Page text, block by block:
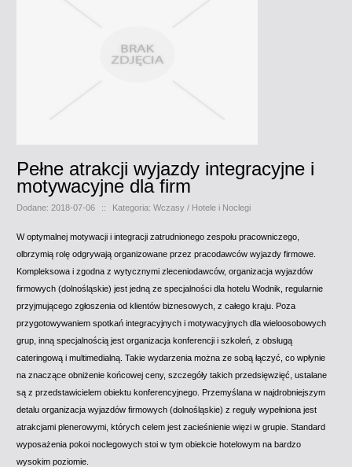
Pełne atrakcji wyjazdy integracyjne i
motywacyjne dla firm
Dodane: 2018-07-06 :: Kategoria: Wczasy / Hotele i Noclegi
W optymalnej motywacji i integracji zatrudnionego zespołu pracowniczego,
olbrzymią rolę odgrywają organizowane przez pracodawców wyjazdy firmowe.
Kompleksowa i zgodna z wytycznymi zleceniodawców, organizacja wyjazdów
firmowych (dolnośląskie) jest jedną ze specjalności dla hotelu Wodnik, regularnie
przyjmującego zgłoszenia od klientów biznesowych, z całego kraju. Poza
przygotowywaniem spotkań integracyjnych i motywacyjnych dla wieloosobowych
grup, inną specjalnością jest organizacja konferencji i szkoleń, z obsługą
cateringową i multimedialną. Takie wydarzenia można ze sobą łączyć, co wpłynie
na znaczące obniżenie końcowej ceny, szczegóły takich przedsięwzięć, ustalane
są z przedstawicielem obiektu konferencyjnego. Przemyślana w najdrobniejszym
detalu organizacja wyjazdów firmowych (dolnośląskie) z reguły wypełniona jest
atrakcjami plenerowymi, których celem jest zacieśnienie więzi w grupie. Standard
wyposażenia pokoi noclegowych stoi w tym obiekcie hotelowym na bardzo
wysokim poziomie.